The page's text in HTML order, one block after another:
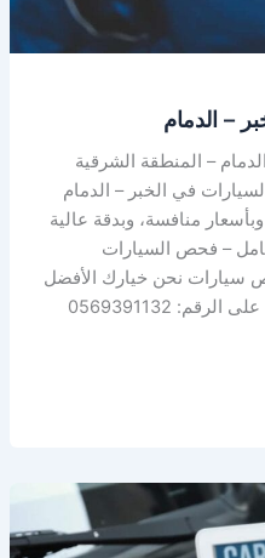
– الدمام
– المنطقة الشرقية
في الخبر – الدمام
منافسة، وبدقة عالية
– فحص السيارات
سيارات نحن خيارك الأفضل
اتصل بنا: للحجز والاستعلام اتصل على الرقم: 0569391132